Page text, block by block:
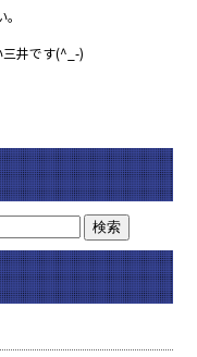
井です(^_-)